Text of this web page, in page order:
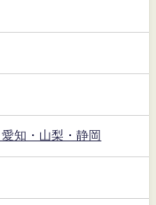
知・山梨・静岡